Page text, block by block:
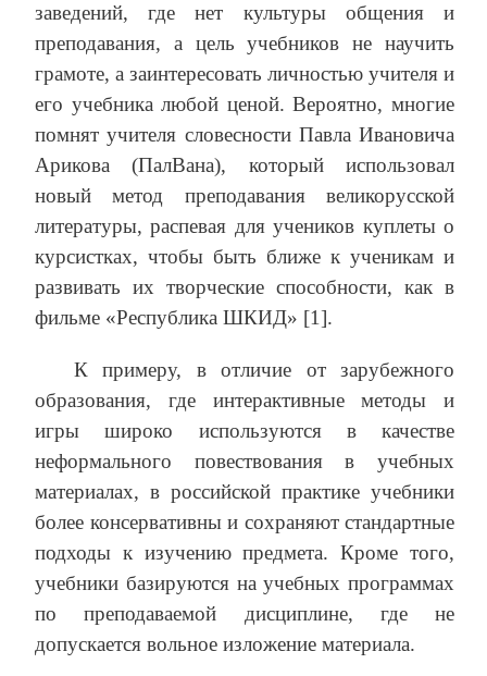
заведений, где нет культуры общения и
преподавания, а цель учебников не научить
грамоте, а заинтересовать личностью учителя и
его учебника любой ценой. Вероятно, многие
помнят учителя словесности Павла Ивановича
Арикова (ПалВана), который использовал
новый метод преподавания великорусской
литературы, распевая для учеников куплеты о
курсистках, чтобы быть ближе к ученикам и
развивать их творческие способности, как в
фильме «Республика ШКИД» [1].
К примеру, в отличие от зарубежного
образования, где интерактивные методы и
игры широко используются в качестве
неформального повествования в учебных
материалах, в российской практике учебники
более консервативны и сохраняют стандартные
подходы к изучению предмета. Кроме того,
учебники базируются на учебных программах
по преподаваемой дисциплине, где не
допускается вольное изложение материала.